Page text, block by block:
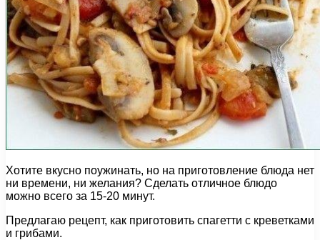
Хотите вкусно поужинать, но на приготовление блюда нет
ни времени, ни желания? Сделать отличное блюдо
можно всего за 15-20 минут.
Предлагаю рецепт, как приготовить спагетти с креветками
и грибами.